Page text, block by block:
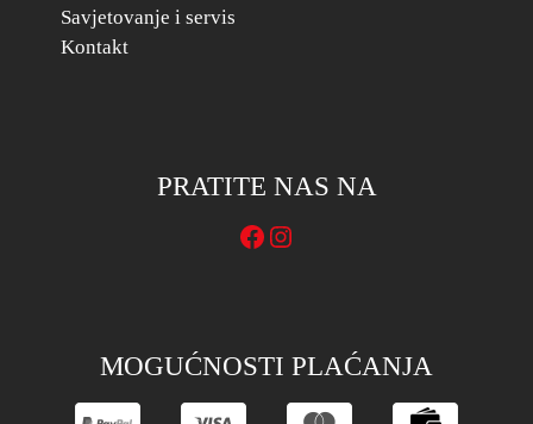
Savjetovanje i servis
Kontakt
PRATITE NAS NA
Facebook
Instagram
MOGUĆNOSTI PLAĆANJA